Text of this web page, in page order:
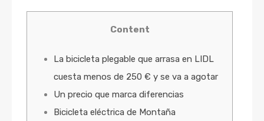
Content
La bicicleta plegable que arrasa en LIDL
cuesta menos de 250 € y se va a agotar
Un precio que marca diferencias
Bicicleta eléctrica de Montaña